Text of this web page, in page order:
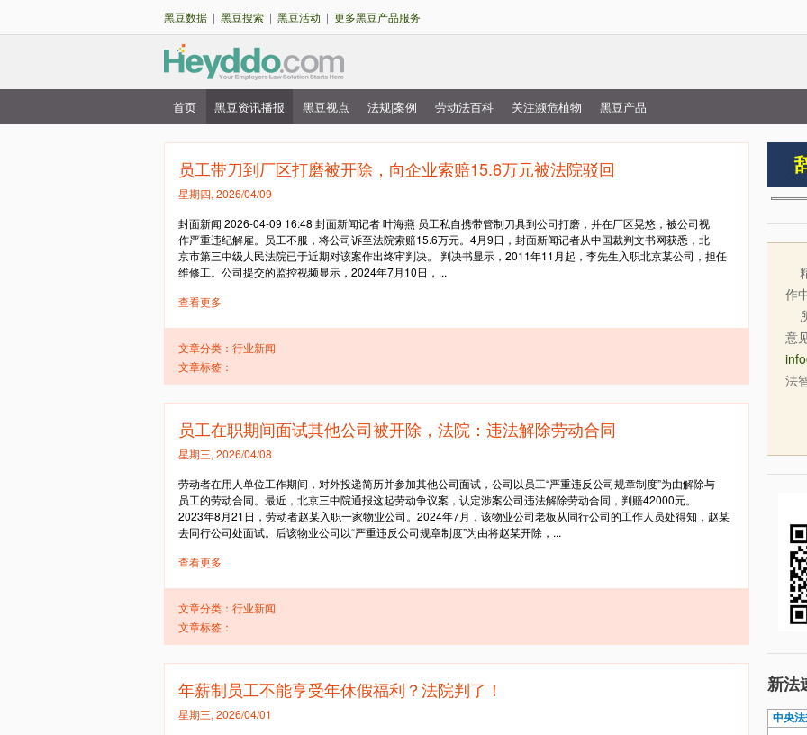
转
要
内
黑豆数据 | 黑豆搜索 | 黑豆活动 | 更多黑豆产品服务
主
菜
单
首页 黑豆资讯播报 黑豆视点 法规|案例 劳动法百科 关注濒危植物 黑豆产品
员工带刀到厂区打磨被开除，向企业索赔15.6万元被法院驳回
星期四, 2026/04/09
封面新闻 2026-04-09 16:48 封面新闻记者 叶海燕 员工私自携带管制刀具到公司打磨，并在厂区晃悠，被公司视
作严重违纪解雇。员工不服，将公司诉至法院索赔15.6万元。4月9日，封面新闻记者从中国裁判文书网获悉，北
京市第三中级人民法院已于近期对该案作出终审判决。 判决书显示，2011年11月起，李先生入职北京某公司，担任
维修工。公司提交的监控视频显示，2024年7月10日，...
查看更多
文章分类： 行业新闻
文章标签：
员工在职期间面试其他公司被开除，法院：违法解除劳动合同
星期三, 2026/04/08
劳动者在用人单位工作期间，对外投递简历并参加其他公司面试，公司以员工“严重违反公司规章制度”为由解除与
员工的劳动合同。最近，北京三中院通报这起劳动争议案，认定涉案公司违法解除劳动合同，判赔42000元。
2023年8月21日，劳动者赵某入职一家物业公司。2024年7月，该物业公司老板从同行公司的工作人员处得知，赵某
去同行公司处面试。后该物业公司以“严重违反公司规章制度”为由将赵某开除，...
查看更多
文章分类： 行业新闻
文章标签：
年薪制员工不能享受年休假福利？法院判了！
星期三, 2026/04/01
作
意
法
新法
中央